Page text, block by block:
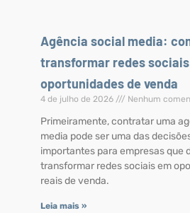
Agência social media:
transformar redes
oportunidades de venda
4 de julho de 2026 Nenhum
Primeiramente, contratar uma
media pode ser uma das
importantes para empresas que
transformar redes sociais em
reais de venda.
Leia mais »